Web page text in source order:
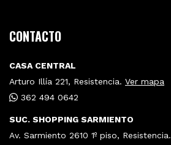
CONTACTO
CASA CENTRAL
Arturo Illía 221, Resistencia. Ver mapa
362 494 0642
SUC. SHOPPING SARMIENTO
Av. Sarmiento 2610 1º piso, Resistencia.